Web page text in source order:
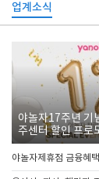
업계소식
야놀자17주년 기
주센터 할인 프로
야놀자제휴점 금융혜